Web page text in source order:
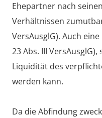
Ehepartner nach
Verhältnissen
VersAusglG). Auch
23 Abs. III
Liquidität des
werden kann.
Da die Abfindung